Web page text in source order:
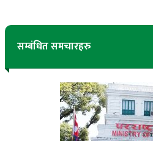
सम्बंधित समचारहरु